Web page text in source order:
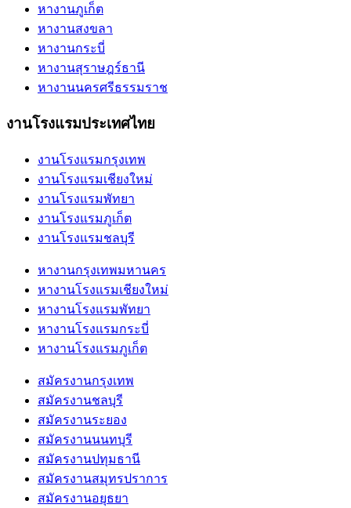
หางานภูเก็ต
หางานสงขลา
หางานกระบี่
หางานสุราษฎร์ธานี
หางานนครศรีธรรมราช
งานโรงแรมประเทศไทย
งานโรงแรมกรุงเทพ
งานโรงแรมเชียงใหม่
งานโรงแรมพัทยา
งานโรงแรมภูเก็ต
งานโรงแรมชลบุรี
หางานกรุงเทพมหานคร
หางานโรงแรมเชียงใหม่
หางานโรงแรมพัทยา
หางานโรงแรมกระบี่
หางานโรงแรมภูเก็ต
สมัครงานกรุงเทพ
สมัครงานชลบุรี
สมัครงานระยอง
สมัครงานนนทบุรี
สมัครงานปทุมธานี
สมัครงานสมุทรปราการ
สมัครงานอยุธยา